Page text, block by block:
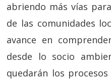
abriendo más vías
de las comunidades
avance en
desde lo socio
quedarán los